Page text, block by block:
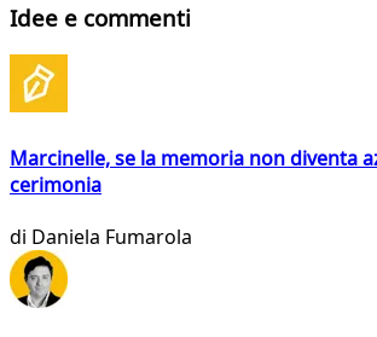
Idee e commenti
Marcinelle, se la memoria non diventa
cerimonia
di Daniela Fumarola